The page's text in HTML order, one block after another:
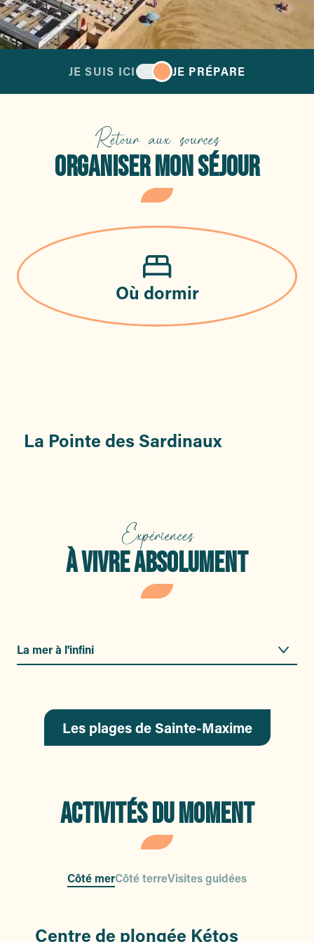
JE SUIS ICI JE PRÉPARE
Retour aux sources
ORGANISER MON SÉJOUR
Où dormir
La Pointe des Sardinaux
Expériences
À VIVRE ABSOLUMENT
La mer à l'infini
Halte gourmande
Moment en famille
Les plages de Sainte-Maxime
ACTIVITÉS DU MOMENT
Côté merCôté terreVisites guidées
Centre de plongée Kétos